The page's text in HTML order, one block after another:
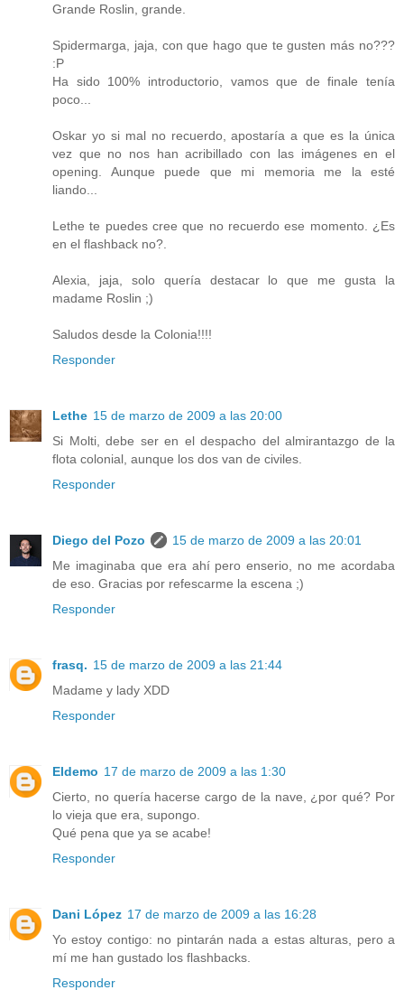
Grande Roslin, grande.
Spidermarga, jaja, con que hago que te gusten más no???
:P
Ha sido 100% introductorio, vamos que de finale tenía
poco...
Oskar yo si mal no recuerdo, apostaría a que es la única
vez que no nos han acribillado con las imágenes en el
opening. Aunque puede que mi memoria me la esté
liando...
Lethe te puedes cree que no recuerdo ese momento. ¿Es
en el flashback no?.
Alexia, jaja, solo quería destacar lo que me gusta la
madame Roslin ;)
Saludos desde la Colonia!!!!
Responder
Lethe 15 de marzo de 2009 a las 20:00
Si Molti, debe ser en el despacho del almirantazgo de la
flota colonial, aunque los dos van de civiles.
Responder
Diego del Pozo
15 de marzo de 2009 a las 20:01
Me imaginaba que era ahí pero enserio, no me acordaba
de eso. Gracias por refescarme la escena ;)
Responder
frasq. 15 de marzo de 2009 a las 21:44
Madame y lady XDD
Responder
Eldemo 17 de marzo de 2009 a las 1:30
Cierto, no quería hacerse cargo de la nave, ¿por qué? Por
lo vieja que era, supongo.
Qué pena que ya se acabe!
Responder
Dani López 17 de marzo de 2009 a las 16:28
Yo estoy contigo: no pintarán nada a estas alturas, pero a
mí me han gustado los flashbacks.
Responder